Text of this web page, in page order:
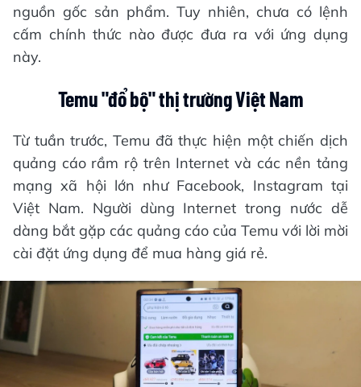
nguồn gốc sản phẩm. Tuy nhiên, chưa có lệnh
cấm chính thức nào được đưa ra với ứng dụng
này.
Temu "đổ bộ" thị trường Việt Nam
Từ tuần trước, Temu đã thực hiện một chiến dịch
quảng cáo rầm rộ trên Internet và các nền tảng
mạng xã hội lớn như Facebook, Instagram tại
Việt Nam. Người dùng Internet trong nước dễ
dàng bắt gặp các quảng cáo của Temu với lời mời
cài đặt ứng dụng để mua hàng giá rẻ.